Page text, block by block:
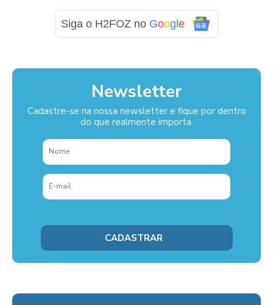
Siga o H2FOZ no Goog e
Newsletter
Cadastre-se na nossa newsletter e fique por dentro
do que realmente importa.